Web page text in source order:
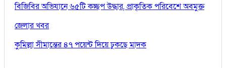
বিজিবির অভিযানে ৬৫টি কচ্ছপ উদ্ধার, প্রাকৃতিক পরিবেশে অবমুক্ত
জেলার খবর
কুমিল্লা সীমান্তের ৪৭ পয়েন্ট দিয়ে ঢুকছে মাদক